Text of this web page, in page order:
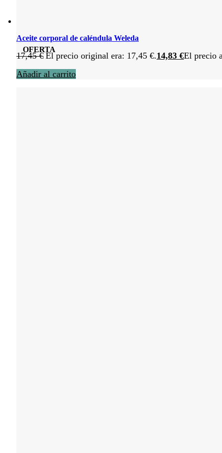
OFERTA
Aceite corporal de caléndula Weleda
17,45€ El precio original era: 17,45 €.14,83 €El precio
Añadir al carrito